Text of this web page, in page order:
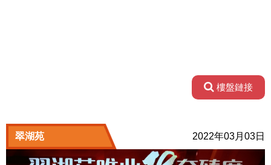
樓盤鏈接
2022年03月03日
翠湖苑